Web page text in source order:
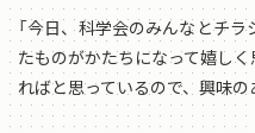
「今日、科学会のみんなとチ
たものがかたちになって嬉し
ればと思っているので、興味の